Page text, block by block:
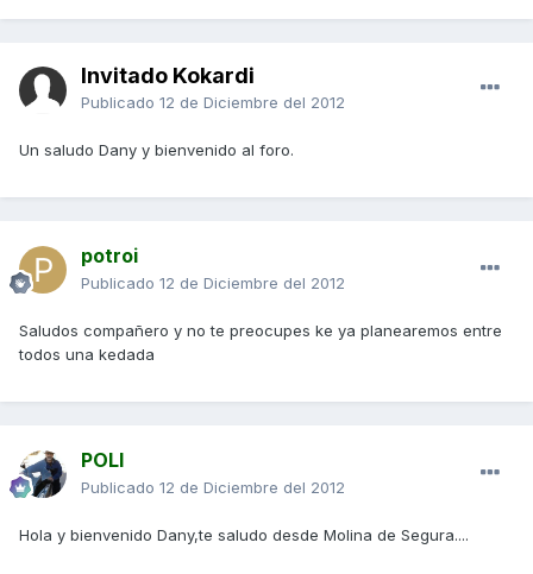
Invitado Kokardi
Publicado 12 de Diciembre del 2012
Un saludo Dany y bienvenido al foro.
potroi
Publicado 12 de Diciembre del 2012
Saludos compañero y no te preocupes ke ya planearemos entre
todos una kedada
POLI
Publicado 12 de Diciembre del 2012
Hola y bienvenido Dany,te saludo desde Molina de Segura....